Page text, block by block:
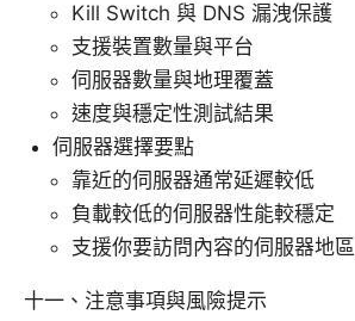
Kill Switch 與 DNS 漏洩保護
支援裝置數量與平台
伺服器數量與地理覆蓋
速度與穩定性測試結果
伺服器選擇要點
靠近的伺服器通常延遲較低
負載較低的伺服器性能較穩定
支援你要訪問內容的伺服器地區
十一、注意事項與風險提示